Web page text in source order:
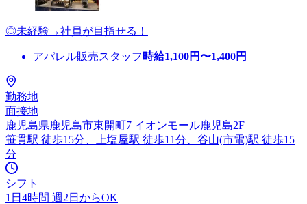
◎未経験→社員が目指せる！
アパレル販売スタッフ 時給1,100円〜1,400円
勤務地
面接地
鹿児島県鹿児島市東開町7 イオンモール鹿児島2F
笹貫駅 徒歩15分、上塩屋駅 徒歩11分、谷山(市電)駅 徒歩15
分
シフト
1日4時間 週2日からOK